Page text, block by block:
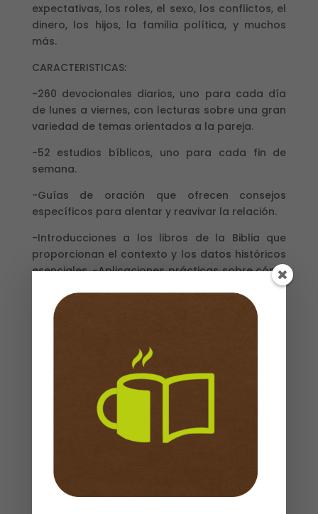
expectativas, los roles, el sexo, los conflictos, el
dinero, los hijos, la familia política, y muchos
más.
CARACTERISTICAS:
-260 devocionales diarios, uno para cada día
de lunes a viernes, con lecturas sobre una gran
variedad de temas orientados a la pareja.
-52 estudios bíblicos, uno para cada fin de
semana.
-Guías de oración que ofrecen consejos
específicos para alentar y reavivar la relación.
-Introducciones a los libros de la Biblia que
proporcionan el contexto y los datos históricos
esenciales. -Aplicaciones prácticas sobre cómo
Disponible en tapa dura y duotono.
más venta Los cinco lenguajes del amor. Es el
director de Marriage and Family Life
Constultants, Inc., una empresa dedicada a la
consejería de matrimonios y familias. El autor
viaja por el mundo presentado seminarios
acerca del tema.
Sin existencias